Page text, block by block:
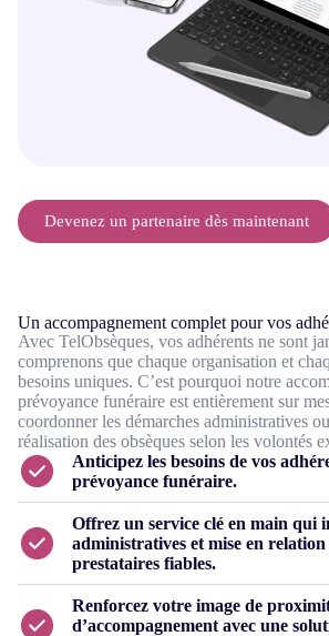
Devenez un partenaire dès maintenant
Un accompagnement complet pour vos
Avec TelObsèques, vos adhérents ne sont
comprenons que chaque organisation et
besoins uniques. C’est pourquoi notre
prévoyance funéraire est entièrement sur
coordonner les démarches administratives
réalisation des obsèques selon les volontés
Anticipez les besoins de vos
prévoyance funéraire.
Offrez un service clé en main qui
administratives et mise en relation
prestataires fiables.
Renforcez votre image de
d’accompagnement avec une